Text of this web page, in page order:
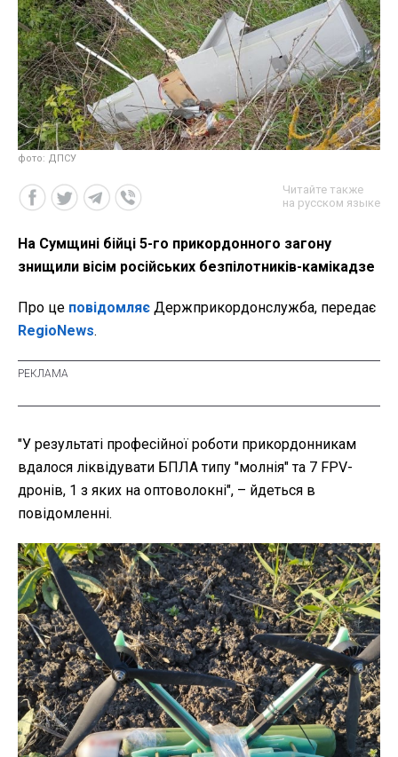
фото: ДПСУ
Читайте также
на русском языке
На Сумщині бійці 5-го прикордонного загону
знищили вісім російських безпілотників-камікадзе
Про це повідомляє Держприкордонслужба, передає
RegioNews.
"У результаті професійної роботи прикордонникам
вдалося ліквідувати БПЛА типу "молнія" та 7 FPV-
дронів, 1 з яких на оптоволокні", – йдеться в
повідомленні.